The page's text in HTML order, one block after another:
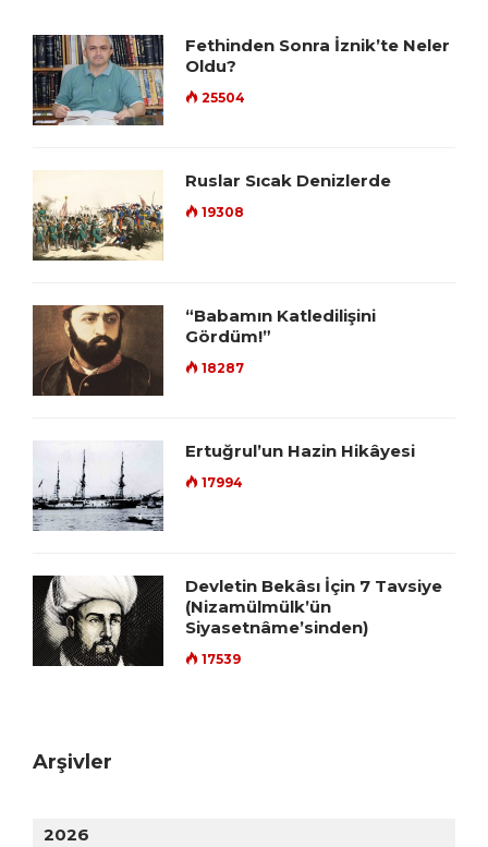
Fethinden Sonra İznik’te Neler
Oldu?
25504
Ruslar Sıcak Denizlerde
19308
“Babamın Katledilişini
Gördüm!”
18287
Ertuğrul’un Hazin Hikâyesi
17994
Devletin Bekâsı İçin 7 Tavsiye
(Nizamülmülk’ün
Siyasetnâme’sinden)
17539
Arşivler
2026